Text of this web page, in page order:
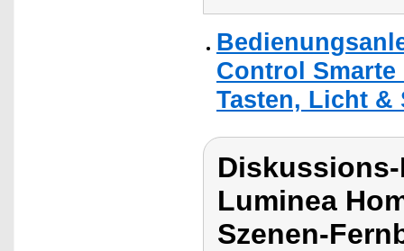
Control
Tasten, Licht &
Luminea
Szenen-